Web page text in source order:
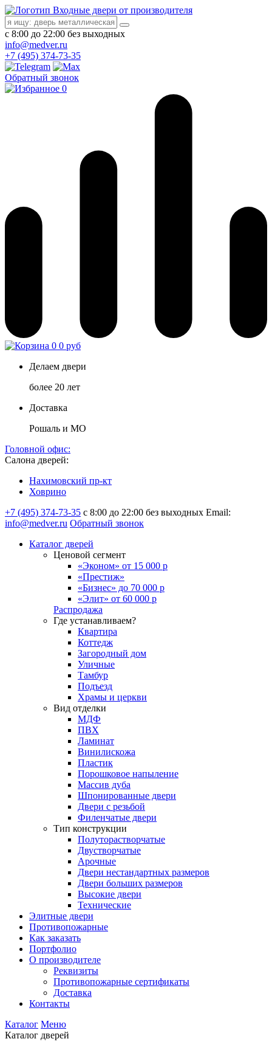
Входные двери от производителя
с 8:00 до 22:00 без выходных
info@medver.ru
+7 (495) 374-73-35
Обратный звонок
0
0 0 руб
Делаем двери
более 20 лет
Доставка
Рошаль и МО
Головной офис:
Салона дверей:
Нахимовский пр-кт
Ховрино
+7 (495) 374-73-35 с 8:00 до 22:00 без выходных Email:
info@medver.ru Обратный звонок
Каталог дверей
Ценовой сегмент
«Эконом» от 15 000 р
«Престиж»
«Бизнес» до 70 000 р
«Элит» от 60 000 р
Распродажа
Где устанавливаем?
Квартира
Коттедж
Загородный дом
Уличные
Тамбур
Подъезд
Храмы и церкви
Вид отделки
МДФ
ПВХ
Ламинат
Винилискожа
Пластик
Порошковое напыление
Массив дуба
Шпонированные двери
Двери с резьбой
Филенчатые двери
Тип конструкции
Полуторастворчатые
Двустворчатые
Арочные
Двери нестандартных размеров
Двери больших размеров
Высокие двери
Технические
Элитные двери
Противопожарные
Как заказать
Портфолио
О производителе
Реквизиты
Противопожарные сертификаты
Доставка
Контакты
Каталог Меню
Каталог дверей